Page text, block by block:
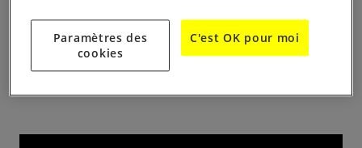
campagne « Changez leur histoire : quand votre
signature change des vies ».
Paramètres des
cookies
C'est OK pour moi